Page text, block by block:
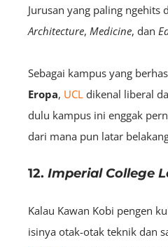
Jurusan yang paling ngehits
Architecture, Medicine, dan
Sebagai kampus yang
Eropa, UCL dikenal liberal
dulu kampus ini enggak
dari mana pun latar
12. Imperial College
Kalau Kawan Kobi pengen
isinya otak-otak teknik dan